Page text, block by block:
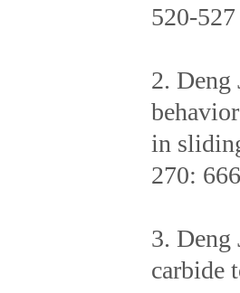
520-527
2. Deng
in
270:
3. Deng
carbide